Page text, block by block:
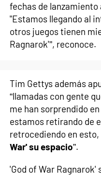
fechas de lanzamiento
"Estamos llegando al
otros juegos tienen
Ragnarok'”, reconoce.
Tim Gettys además
“llamadas con gente
me han sorprendido
estamos retirando de
retrocediendo en esto,
War' su espacio”.
'God of War Ragnarok'